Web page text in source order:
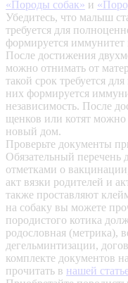
«Породы собак» и
Убедитесь, что малыш
требуется для
формируется иммунитет
После достижения
можно отнимать от
такой срок требуется
них формируется
независимость. После
щенков или котят можно
новый дом.
Проверьте документы
Обязательный перечень
отметками о
акт вязки родителей и
также проставляют
на собаку вы можете
породистого котика
родословная (метрика),
дегельминтизации,
комплекте документов
прочитать в нашей